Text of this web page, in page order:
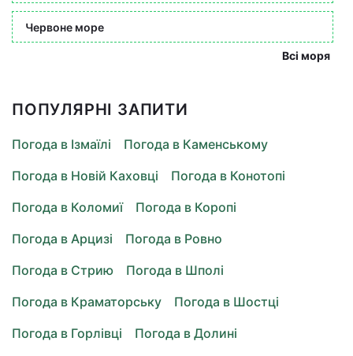
Червоне море
Всі моря
ПОПУЛЯРНІ ЗАПИТИ
Погода в Ізмаїлі
Погода в Каменському
Погода в Новій Каховці
Погода в Конотопі
Погода в Коломиї
Погода в Коропі
Погода в Арцизі
Погода в Ровно
Погода в Стрию
Погода в Шполі
Погода в Краматорську
Погода в Шостці
Погода в Горлівці
Погода в Долині